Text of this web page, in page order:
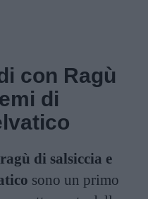
con Ragù
di
di salsiccia e
sono un primo